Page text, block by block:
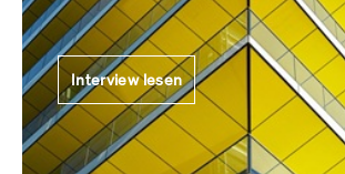
Interview lesen